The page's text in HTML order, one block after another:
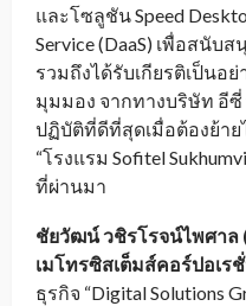
และโซลูชัน Speed
Service (DaaS) เพื่อสนับ
รวมถึงได้รับเกียรติเป็นอ
มุมมอง จากทางบริษัท อี
ปฏิบัติที่ดีที่สุดเมื่อต้องย้าย
“โรงแรม Sofitel
ที่ผ่านมา
ชัยวัฒน์ วชิรโรจน์ไพศาล
เมโทรซิสเต็มส์คอร์ปอเร
ธุรกิจ “Digital Solutions